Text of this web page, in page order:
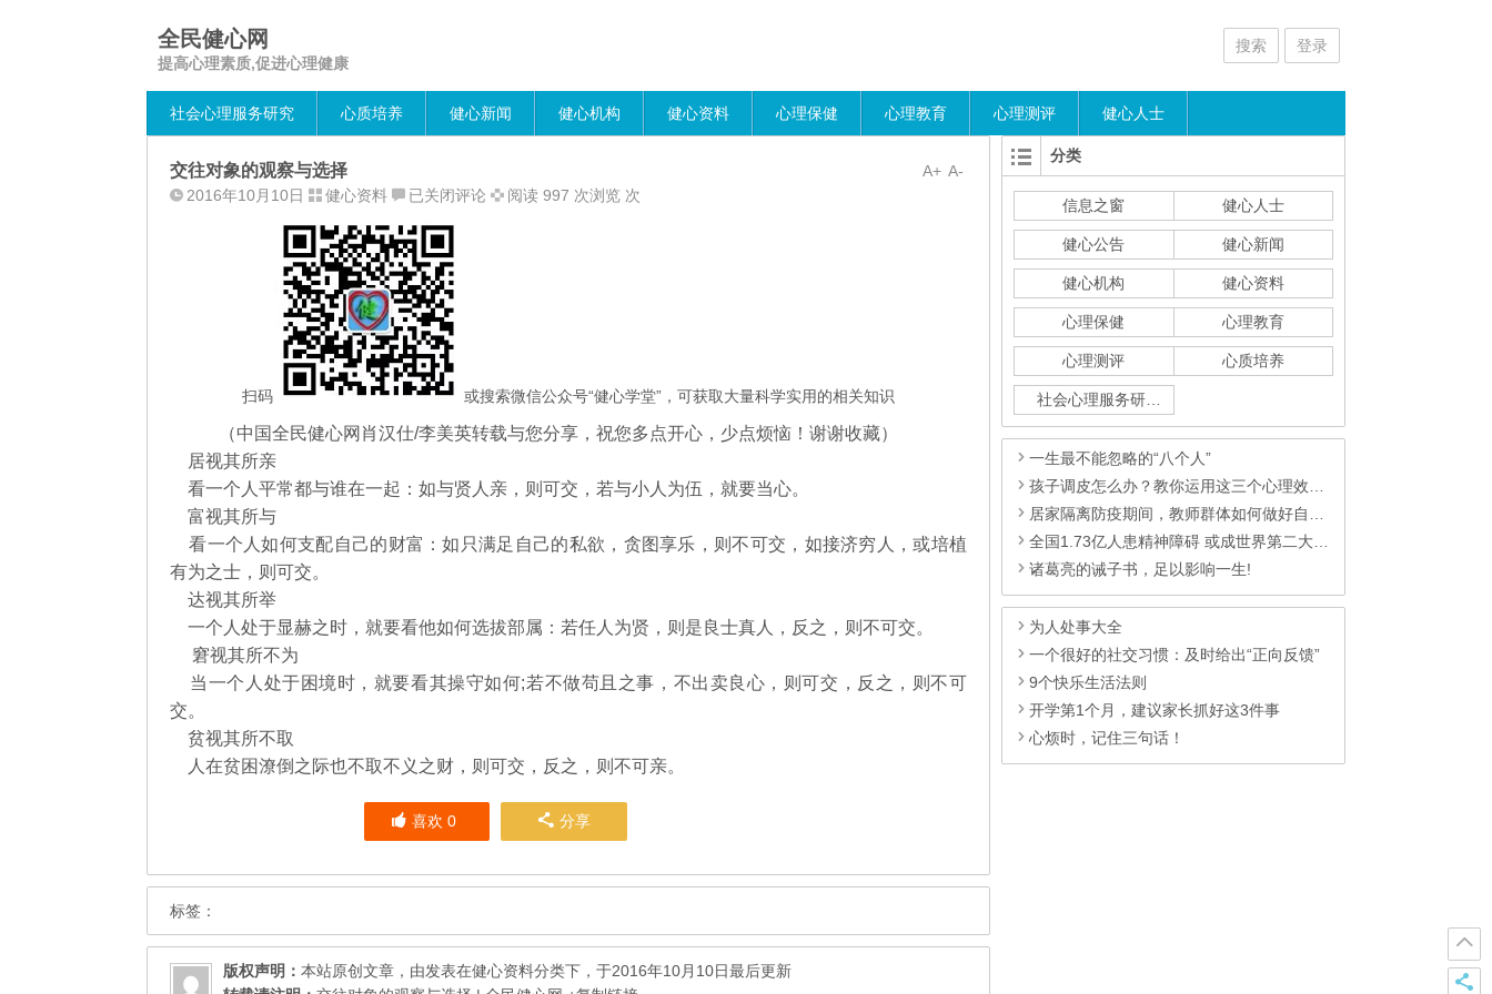
全民健心网
提高心理素质,促进心理健康
搜索 登录
社会心理服务研究 心质培养 健心新闻 健心机构 健心资料 心理保健 心理教育 心理测评 健心人士
A-
A+
交往对象的观察与选择
2016年10月10日 健心资料
交
对
象
的
观
察
与
选
已关闭评论 阅读 997 次浏览 次
扫码 或搜索微信公众号“健心学堂”，可获取大量科学实用的相关知识
（中国全民健心网肖汉仕/李美英转载与您分享，祝您多点开心，少点烦恼！谢谢收藏）
居视其所亲
看一个人平常都与谁在一起：如与贤人亲，则可交，若与小人为伍，就要当心。
富视其所与
看一个人如何支配自己的财富：如只满足自己的私欲，贪图享乐，则不可交，如接济穷人，或培植
有为之士，则可交。
达视其所举
一个人处于显赫之时，就要看他如何选拔部属：若任人为贤，则是良士真人，反之，则不可交。
窘视其所不为
当一个人处于困境时，就要看其操守如何;若不做苟且之事，不出卖良心，则可交，反之，则不可
交。
贫视其所不取
人在贫困潦倒之际也不取不义之财，则可交，反之，则不可亲。
喜欢0 分享
标签：
版权声明： 本站原创文章，由发表在健心资料分类下，于2016年10月10日最后更新
分类
信息之窗 健心人士
健心公告 健心新闻
健心机构 健心资料
心理保健 心理教育
心理测评 心质培养
一生最不能忽略的“八个人”
孩子调皮怎么办？教你运用这三个心理效应！
居家隔离防疫期间，教师群体如何做好自身心理
全国1.73亿人患精神障碍 或成世界第二大疾患
诸葛亮的诫子书，足以影响一生!
为人处事大全
一个很好的社交习惯：及时给出“正向反馈”
9个快乐生活法则
开学第1个月，建议家长抓好这3件事
心烦时，记住三句话！